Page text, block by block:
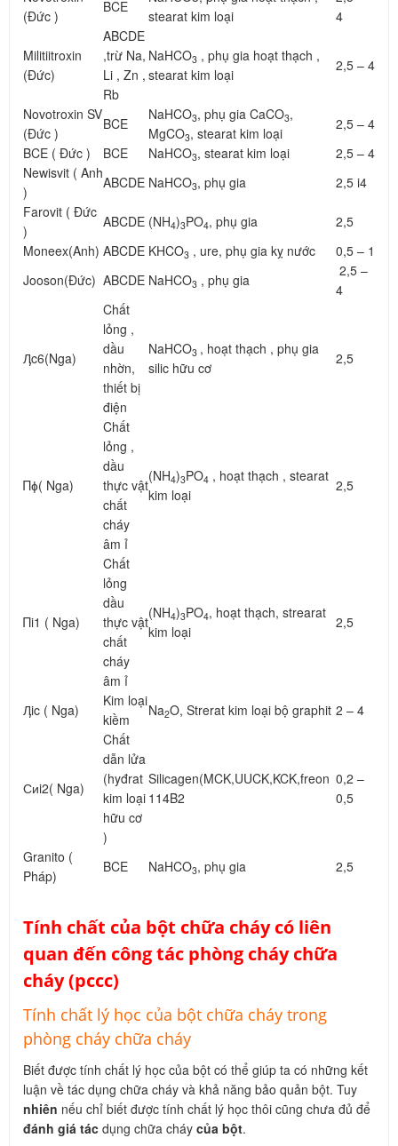
(Đức )
BCE
stearat kim loại
4
Militiitroxin
(Đức)
ABCDE
,trừ Na,
Li , Zn ,
Rb
NaHCO3 , phụ gia hoạt thạch ,
stearat kim loại
2,5 – 4
Novotroxin SV
(Đức )
BCE
NaHCO3, phụ gia CaCO3,
MgCO3, stearat kim loại
2,5 – 4
BCE ( Đức )
BCE NaHCO3, stearat kim loại
2,5 – 4
Newisvit ( Anh
)
ABCDE NaHCO3, phụ gia
2,5 i4
Farovit ( Đức
)
ABCDE (NH4)3PO4, phụ gia
2,5
Moneex(Anh) ABCDE KHCO3 , ure, phụ gia kỵ nước
0,5 – 1
Jooson(Đức) ABCDE NaHCO3 , phụ gia
2,5 –
4
Ӆc6(Nga)
Chất
lỏng ,
dầu
nhờn,
thiết bị
điện
NaHCO3 , hoạt thạch , phụ gia
silic hữu cơ
2,5
Πɸ( Nga)
Chất
lỏng ,
dầu
thực vật
chất
cháy
âm ỉ
(NH4)3PO4 , hoạt thạch , stearat
kim loại
2,5
Πi1 ( Nga)
Chất
lỏng
dầu
thực vật
chất
cháy
âm ỉ
(NH4)3PO4, hoạt thạch, strearat
kim loại
2,5
Ӆic ( Nga)
Kim loại
kiềm
Na2O, Strerat kim loại bộ graphit 2 – 4
Сиi2( Nga)
Chất
dẫn lửa
(hyđrat
kim loại
hữu cơ
)
Silicagen(MCK,UUCK,KCK,freon
114B2
0,2 –
0,5
Granito (
Pháp)
BCE NaHCO3, phụ gia 2,5
Tính chất của bột chữa cháy có liên
quan đến công tác phòng cháy chữa
cháy (pccc)
Tính chất lý học của bột chữa cháy trong
phòng cháy chữa cháy
Biết được tính chất lý học của bột có thể giúp ta có những kết
luận về tác dụng chữa cháy và khả năng bảo quản bột. Tuy
nhiên nếu chỉ biết được tính chất lý học thôi cũng chưa đủ để
đánh giá tác dụng chữa cháy của bột.